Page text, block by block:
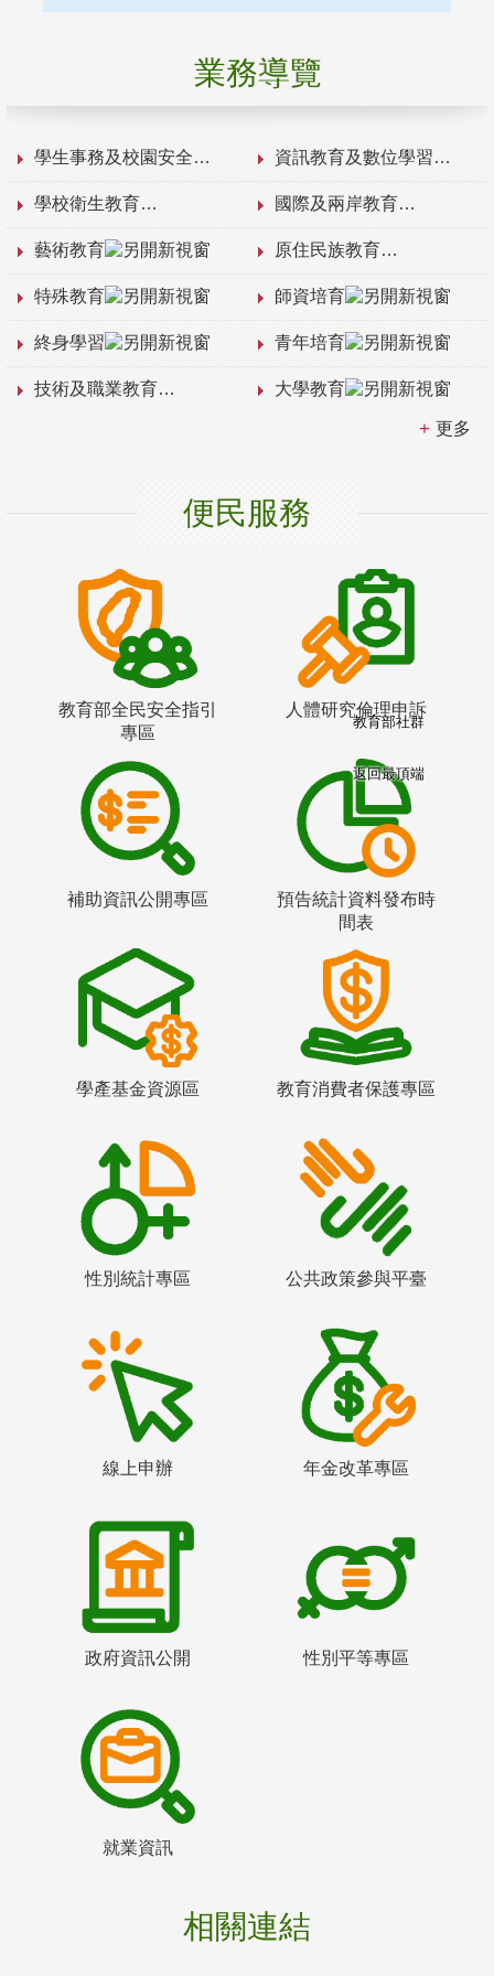
業務導覽
學生事務及校園安全 資訊教育及數位學習
學校衛生教育 國際及兩岸教育
藝術教育 原住民族教育
特殊教育 師資培育
終身學習 青年培育
技術及職業教育 大學教育
更多
便民服務
教育部全民安全指引
專區
人體研究倫理申訴
補助資訊公開專區
預告統計資料發布時
間表
學產基金資源區 教育消費者保護專區
性別統計專區 公共政策參與平臺
線上申辦 年金改革專區
政府資訊公開 性別平等專區
就業資訊
相關連結
教育部社群
返回最頂端